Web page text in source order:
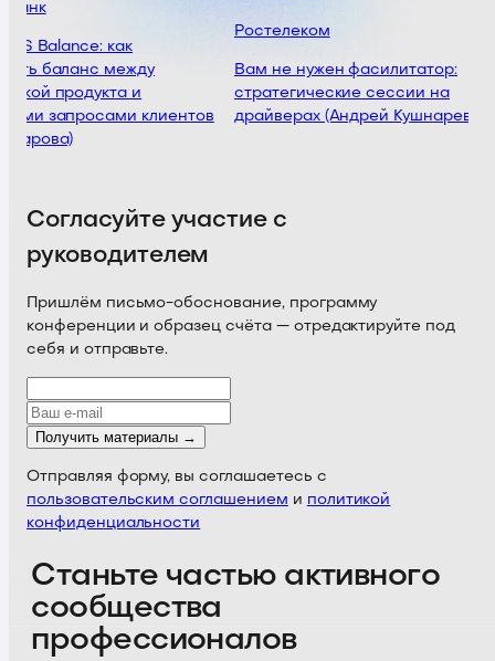
Balance: как
баланс между
продукта и
запросами клиентов
Ростелеком
Вам не нужен фасилитатор:
стратегические сессии на
драйверах (Андрей Кушнарев)
Согласуйте участие с
руководителем
Пришлём письмо-обоснование, программу
конференции и образец счёта — отредактируйте под
себя и отправьте.
Получить материалы →
Отправляя форму, вы соглашаетесь с
пользовательским соглашением и политикой
конфиденциальности
Станьте частью активного
сообщества
профессионалов